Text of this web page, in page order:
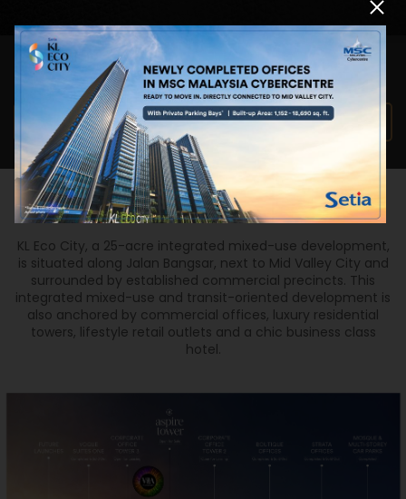
有兴趣发掘更多吗？
阅览产业系列
项目总发展蓝图
KL Eco City, a 25-acre integrated mixed-use development,
is situated along Jalan Bangsar, next to Mid Valley City and
surrounded by established commercial precincts. This
integrated mixed-use and transit-oriented development is
also anchored by commercial offices, luxury residential
towers, lifestyle retail outlets and a chic business class
hotel.